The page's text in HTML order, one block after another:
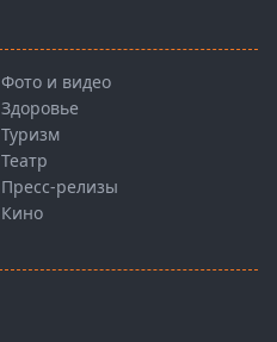
Фото и видео
Здоровье
Туризм
Театр
Пресс-релизы
Кино